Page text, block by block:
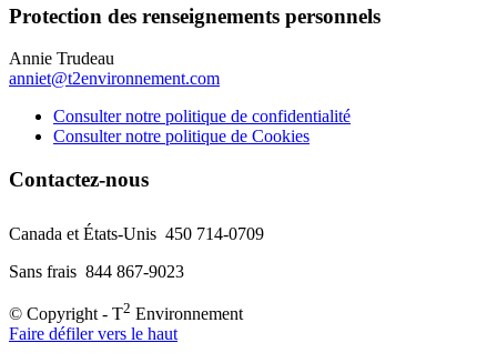
Protection des renseignements personnels
Annie Trudeau
anniet@t2environnement.com
Consulter notre politique de confidentialité
Consulter notre politique de Cookies
Contactez-nous
Canada et États-Unis 450 714-0709
Sans frais 844 867-9023
© Copyright - T2 Environnement
Faire défiler vers le haut